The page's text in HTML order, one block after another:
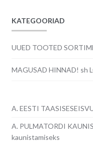
KATEGOORIAD
UUED TOOTED
MAGUSAD HINNAD! sh
A. EESTI
A. PULMATORDI
kaunistamiseks